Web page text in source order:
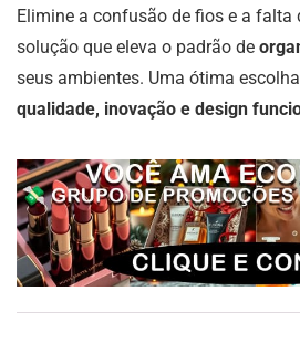
Elimine a confusão de fios e a falta
solução que eleva o padrão de
seus ambientes. Uma ótima
qualidade, inovação e design